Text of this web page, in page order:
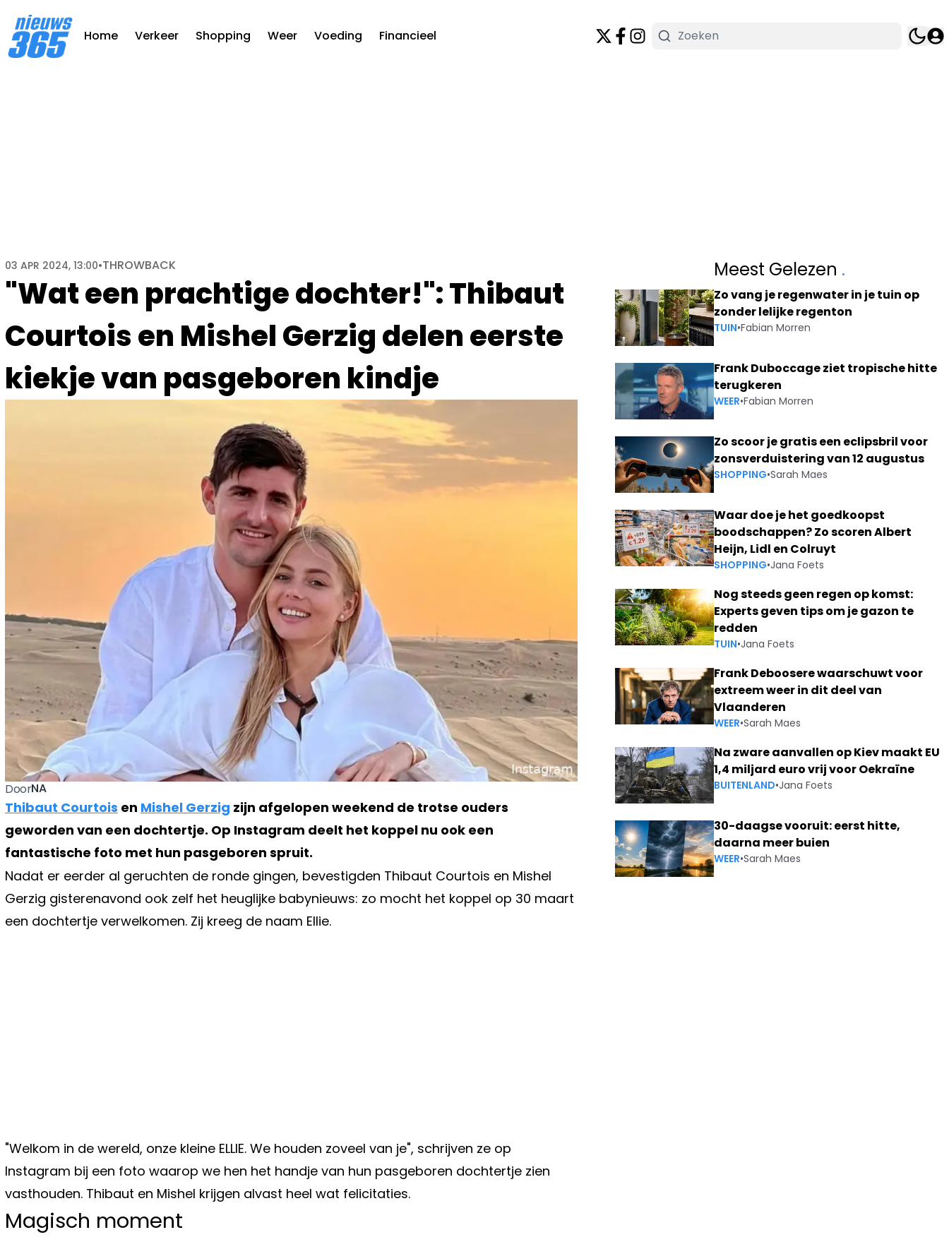
Home Verkeer Shopping Weer Voeding Financieel
"Wat een prachtige dochter!": Thibaut
Courtois en Mishel Gerzig delen eerste
kiekje van pasgeboren kindje
03 APR 2024, 13:00•THROWBACK
DoorNA
Thibaut Courtois en Mishel Gerzig zijn afgelopen weekend de trotse ouders
geworden van een dochtertje. Op Instagram deelt het koppel nu ook een
fantastische foto met hun pasgeboren spruit.
Nadat er eerder al geruchten de ronde gingen, bevestigden Thibaut Courtois en Mishel
Gerzig gisterenavond ook zelf het heuglijke babynieuws: zo mocht het koppel op 30 maart
een dochtertje verwelkomen. Zij kreeg de naam Ellie.
"Welkom in de wereld, onze kleine ELLIE. We houden zoveel van je", schrijven ze op
Instagram bij een foto waarop we hen het handje van hun pasgeboren dochtertje zien
vasthouden. Thibaut en Mishel krijgen alvast heel wat felicitaties.
Magisch moment
Meest Gelezen .
Zo vang je regenwater in je tuin op
zonder lelijke regenton
TUIN•Fabian Morren
Frank Duboccage ziet tropische hitte
terugkeren
WEER•Fabian Morren
Zo scoor je gratis een eclipsbril voor
zonsverduistering van 12 augustus
SHOPPING•Sarah Maes
Waar doe je het goedkoopst
boodschappen? Zo scoren Albert
Heijn, Lidl en Colruyt
SHOPPING•Jana Foets
Nog steeds geen regen op komst:
Experts geven tips om je gazon te
redden
TUIN•Jana Foets
Frank Deboosere waarschuwt voor
extreem weer in dit deel van
Vlaanderen
WEER•Sarah Maes
Na zware aanvallen op Kiev maakt EU
1,4 miljard euro vrij voor Oekraïne
BUITENLAND•Jana Foets
30-daagse vooruit: eerst hitte,
daarna meer buien
WEER•Sarah Maes